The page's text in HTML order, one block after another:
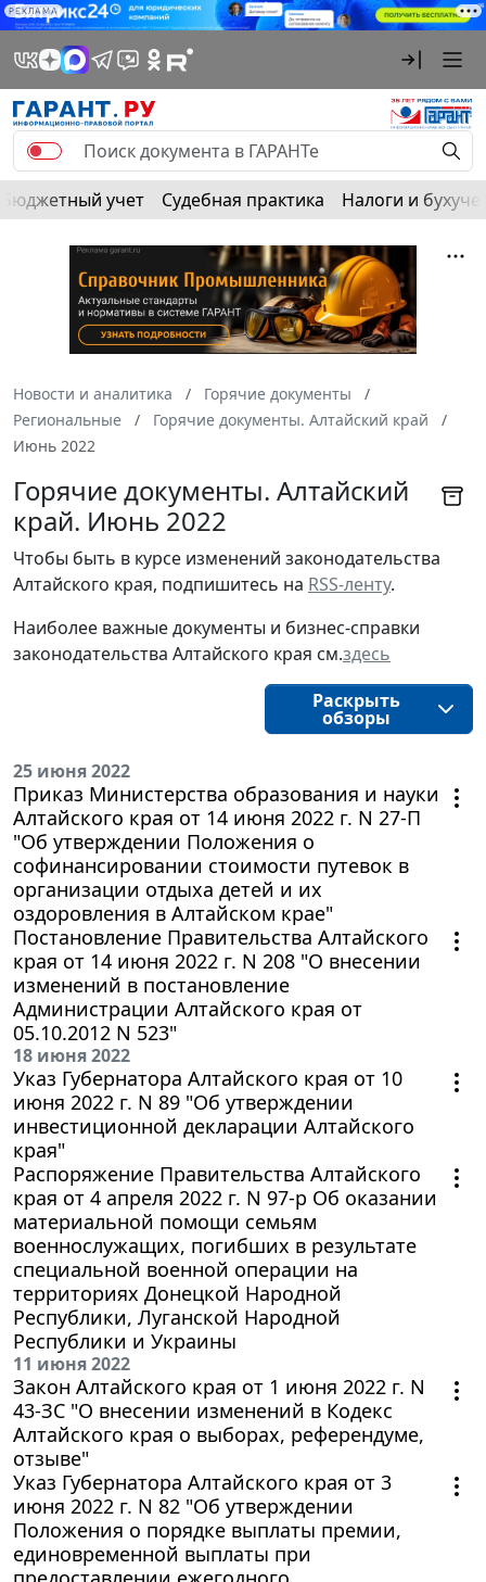
РЕКЛАМА
Бюджетный учет Судебная практика Налоги и
Новости и аналитика
Горячие документы
Региональные
Горячие документы. Алтайский край
Июнь 2022
Горячие документы. Алтайский
край. Июнь 2022
Чтобы быть в курсе изменений законодательства
Алтайского края, подпишитесь на RSS-ленту.
Наиболее важные документы и бизнес-справки
законодательства Алтайского края см.здесь
Раскрыть
обзоры
25 июня 2022
Приказ Министерства образования и науки
Алтайского края от 14 июня 2022 г. N 27-П
"Об утверждении Положения о
софинансировании стоимости путевок в
организации отдыха детей и их
оздоровления в Алтайском крае"
Постановление Правительства Алтайского
края от 14 июня 2022 г. N 208 "О внесении
изменений в постановление
Администрации Алтайского края от
05.10.2012 N 523"
18 июня 2022
Указ Губернатора Алтайского края от 10
июня 2022 г. N 89 "Об утверждении
инвестиционной декларации Алтайского
края"
Распоряжение Правительства Алтайского
края от 4 апреля 2022 г. N 97-р Об оказании
материальной помощи семьям
военнослужащих, погибших в результате
специальной военной операции на
территориях Донецкой Народной
Республики, Луганской Народной
Республики и Украины
11 июня 2022
Закон Алтайского края от 1 июня 2022 г. N
43-ЗС "О внесении изменений в Кодекс
Алтайского края о выборах, референдуме,
отзыве"
Указ Губернатора Алтайского края от 3
июня 2022 г. N 82 "Об утверждении
Положения о порядке выплаты премии,
единовременной выплаты при